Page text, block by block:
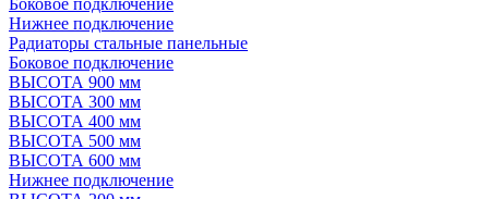
Нижнее подключение
Радиаторы стальные панельные
Боковое подключение
ВЫСОТА 900 мм
ВЫСОТА 300 мм
ВЫСОТА 400 мм
ВЫСОТА 500 мм
ВЫСОТА 600 мм
Нижнее подключение